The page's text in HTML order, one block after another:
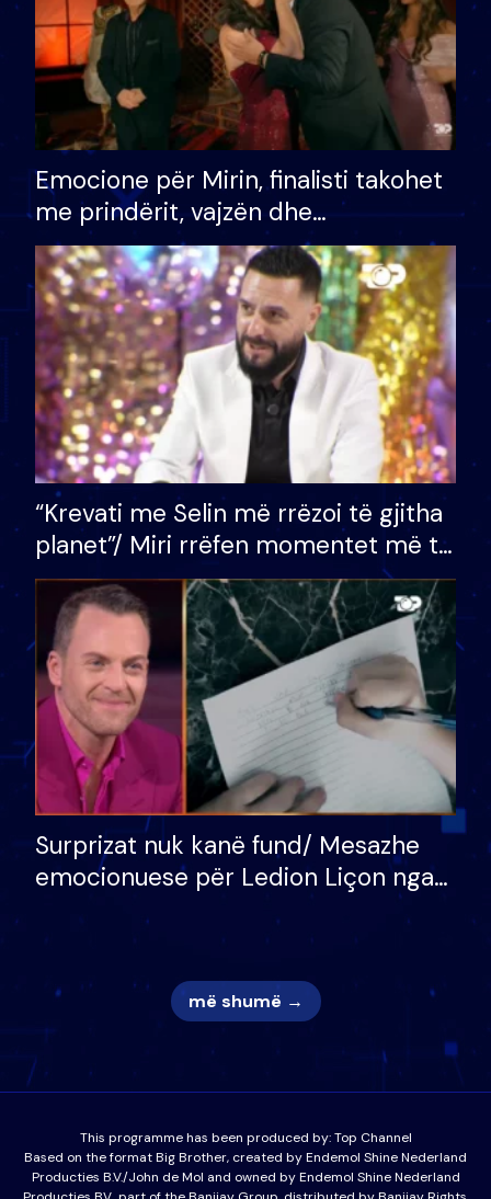
Emocione për Mirin, finalisti takohet
me prindërit, vajzën dhe
bashkëshorten: S’kemi ndonjë letër
divorci apo jo?
“Krevati me Selin më rrëzoi të gjitha
planet”/ Miri rrëfen momentet më të
bukura në shtëpinë e BB VIP: Do më
mungojë zilja e mëngjesit kur…
Surprizat nuk kanë fund/ Mesazhe
emocionuese për Ledion Liçon nga
më shumë →
This programme has been produced by:Top Channel
Based on the format Big Brother, created by Endemol Shine Nederland
Producties B.V./John de Mol and owned by Endemol Shine Nederland